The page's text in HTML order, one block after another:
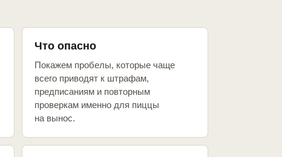
Что опасно
Покажем пробелы, которые чаще
всего приводят к штрафам,
предписаниям и повторным
проверкам именно для пиццы
на вынос.